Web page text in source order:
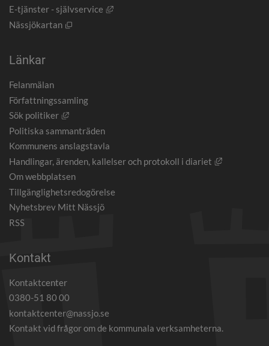
E-tjänster - självservice
Länk till annan webbplats, öppnas i
Nässjökartan
Öppnas i nytt fönster.
Länkar
Felanmälan
Författningssamling
Sök politiker
Länk till annan webbplats, öppnas i nytt fönster.
Politiska sammanträden
Kommunens anslagstavla
Handlingar, ärenden, kallelser och protokoll i diariet
Länk till
Om webbplatsen
Tillgänglighetsredogörelse
Nyhetsbrev Mitt Nässjö
RSS
Kontakt
Kontaktcenter
0380-51 80 00
kontaktcenter@nassjo.se
Kontakt vid frågor om de kommunala verksamheterna.